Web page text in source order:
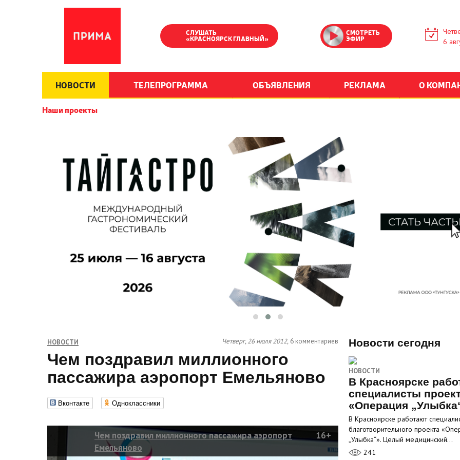
СЛУШАТЬ
«КРАСНОЯРСК ГЛАВНЫЙ»
СМОТРЕТЬ
ЭФИР
6
НОВОСТИ ТЕЛЕПРОГРАММА ОБЪЯВЛЕНИЯ РЕКЛАМА О
Наши проекты
НОВОСТИ Четверг, 26 июля 2012, 6 комментариев
Чем поздравил миллионного
пассажира аэропорт Емельяново
Вконтакте Одноклассники
Чем поздравил миллионного пассажира аэропорт
Емельяново
16+
Новости сегодня
НОВОСТИ
В Красноярске
специалисты
«Операция
В Красноярске работают
благотворительного проекта
„Улыбка“». Целый медицинский…
241